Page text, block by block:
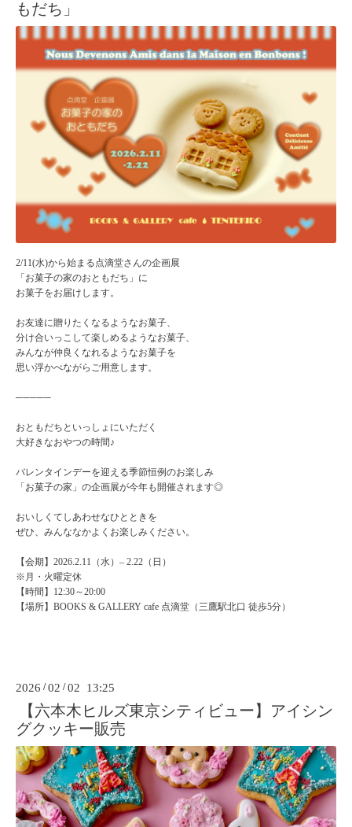
もだち」
2/11(水)から始まる点滴堂さんの企画展
「お菓子の家のおともだち」に
お菓子をお届けします。
お友達に贈りたくなるようなお菓子、
分け合いっこして楽しめるようなお菓子、
みんなが仲良くなれるようなお菓子を
思い浮かべながらご用意します。
─────
おともだちといっしょにいただく
大好きなおやつの時間♪
バレンタインデーを迎える季節恒例のお楽しみ
「お菓子の家」の企画展が今年も開催されます◎
おいしくてしあわせなひとときを
ぜひ、みんななかよくお楽しみください。
【会期】2026.2.11（水）– 2.22（日）
※月・火曜定休
【時間】12:30～20:00
【場所】BOOKS & GALLERY cafe 点滴堂（三鷹駅北口 徒歩5分）
2026 /02 /02 13:25
【六本木ヒルズ東京シティビュー】アイシン
グクッキー販売